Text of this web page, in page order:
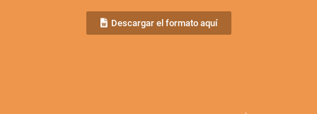
Descargar el formato aquí